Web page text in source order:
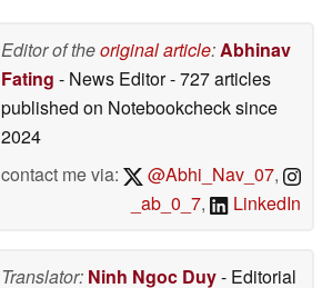
Editor of theoriginal article:Abhinav
Fating - News Editor- 727 articles
published on Notebookchecksince
2024
contact me via:
@Abhi_Nav_07,
_ab_0_7, LinkedIn
Translator: Ninh Ngoc Duy- Editorial